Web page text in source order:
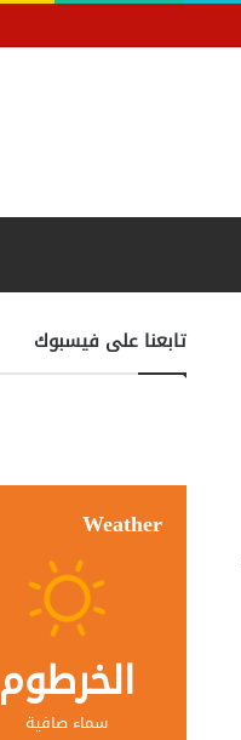
تابعنا على فيسبوك
Weather
الخرطوم
سماء صافية